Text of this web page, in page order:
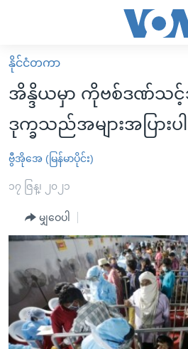
လွယ်ကူ
စေ
သည့်
Link
များ
ပင်မ
ကျော်
ရန်
အ
ညွန်း
မူလစာမျက်နှာ
မြန်မာ
ကမ္ဘာ့သတင်းများ
နိုင်ငံတကာ
အမေရိကန်
အစ္စရေး-ပါလက်စတိုင်း
ဗွီဒီယို
သတင်းလွတ်လပ်ခွင့်
အင်္ဂလိပ်စာလေ့လာမယ်
အမေရိကန်သုံးအီဒီယံ
မကြေးမုံရဲ့ အင်္ဂလိပ်စာ
ရုပ်ရှင်ထဲက အင်္ဂလိပ်စာ
သုတပဒေသာ အင်္ဂလိပ်စာ
အပတ်စဉ်ကဏ္ဍများ
ရေဒီယို
တီဗွီ
ရေဒီယိုနှင့်ရုပ်သံ အချက်အလက်များ
ရေဒီယို/တီဗွီအစီအစဉ်
Learning English
နိုင်ငံတကာ
အိန္ဒိယမှာ ကိုဗစ်ဒဏ်သ
ဒုက္ခသည်အများအပြားပ
ဗွီအိုအေ (မြန်မာပိုင်း)
၁၇ ဇြန္၊ ၂၀၂၁
မျှဝေပါ